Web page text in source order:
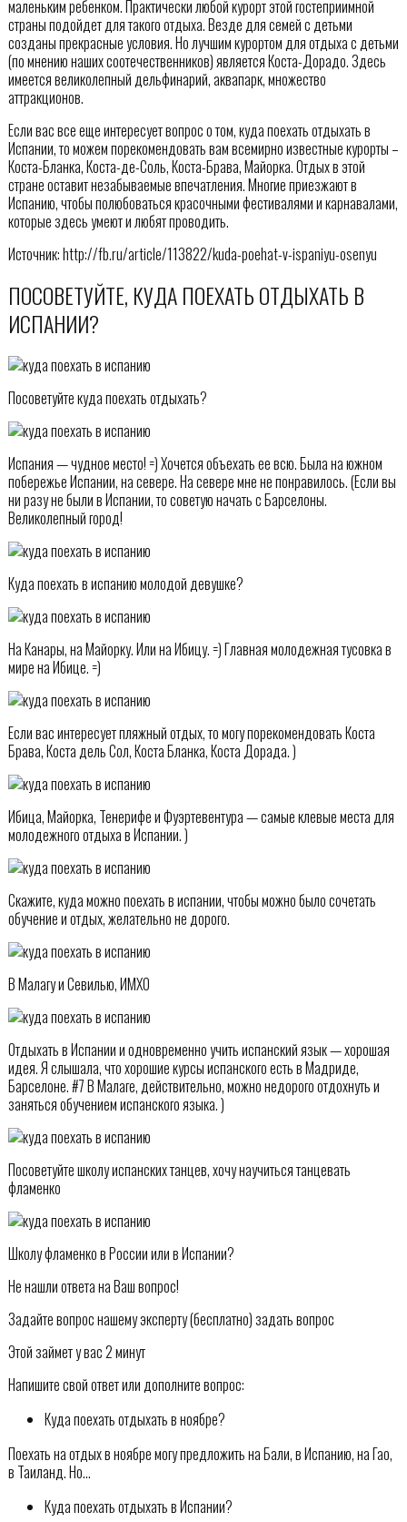
маленьким ребенком. Практически любой курорт этой гостеприимной
страны подойдет для такого отдыха. Везде для семей с детьми
созданы прекрасные условия. Но лучшим курортом для отдыха с детьми
(по мнению наших соотечественников) является Коста-Дорадо. Здесь
имеется великолепный дельфинарий, аквапарк, множество
аттракционов.
Если вас все еще интересует вопрос о том, куда поехать отдыхать в
Испании, то можем порекомендовать вам всемирно известные курорты –
Коста-Бланка, Коста-де-Соль, Коста-Брава, Майорка. Отдых в этой
стране оставит незабываемые впечатления. Многие приезжают в
Испанию, чтобы полюбоваться красочными фестивалями и карнавалами,
которые здесь умеют и любят проводить.
Источник: http://fb.ru/article/113822/kuda-poehat-v-ispaniyu-osenyu
ПОСОВЕТУЙТЕ, КУДА ПОЕХАТЬ ОТДЫХАТЬ В
ИСПАНИИ?
Посоветуйте куда поехать отдыхать?
Испания — чудное место! =) Хочется объехать ее всю. Была на южном
побережье Испании, на севере. На севере мне не понравилось. (Если вы
ни разу не были в Испании, то советую начать с Барселоны.
Великолепный город!
Куда поехать в испанию молодой девушке?
На Канары, на Майорку. Или на Ибицу. =) Главная молодежная тусовка в
мире на Ибице. =)
Если вас интересует пляжный отдых, то могу порекомендовать Коста
Брава, Коста дель Сол, Коста Бланка, Коста Дорада. )
Ибица, Майорка, Тенерифе и Фуэртевентура — самые клевые места для
молодежного отдыха в Испании. )
Скажите, куда можно поехать в испании, чтобы можно было сочетать
обучение и отдых, желательно не дорого.
В Малагу и Севилью, ИМХО
Отдыхать в Испании и одновременно учить испанский язык — хорошая
идея. Я слышала, что хорошие курсы испанского есть в Мадриде,
Барселоне. #7 В Малаге, действительно, можно недорого отдохнуть и
заняться обучением испанского языка. )
Посоветуйте школу испанских танцев, хочу научиться танцевать
фламенко
Школу фламенко в России или в Испании?
Не нашли ответа на Ваш вопрос!
Задайте вопрос нашему эксперту (бесплатно) задать вопрос
Этой займет у вас 2 минут
Напишите свой ответ или дополните вопрос:
Куда поехать отдыхать в ноябре?
Поехать на отдых в ноябре могу предложить на Бали, в Испанию, на Гао,
в Таиланд. Но…
Куда поехать отдыхать в Испании?